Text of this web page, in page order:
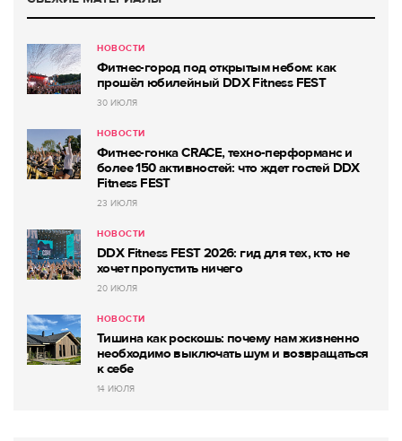
НОВОСТИ
Фитнес-город под открытым небом: как
прошёл юбилейный DDX Fitness FEST
30 ИЮЛЯ
НОВОСТИ
Фитнес-гонка CRACE, техно-перформанс и
более 150 активностей: что ждет гостей DDX
Fitness FEST
23 ИЮЛЯ
НОВОСТИ
DDX Fitness FEST 2026: гид для тех, кто не
хочет пропустить ничего
20 ИЮЛЯ
НОВОСТИ
Тишина как роскошь: почему нам жизненно
необходимо выключать шум и возвращаться
к себе
14 ИЮЛЯ